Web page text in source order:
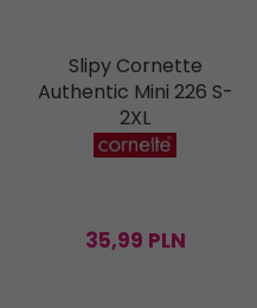
Slipy Cornette
Authentic Mini 226 S-
2XL
35,99 PLN